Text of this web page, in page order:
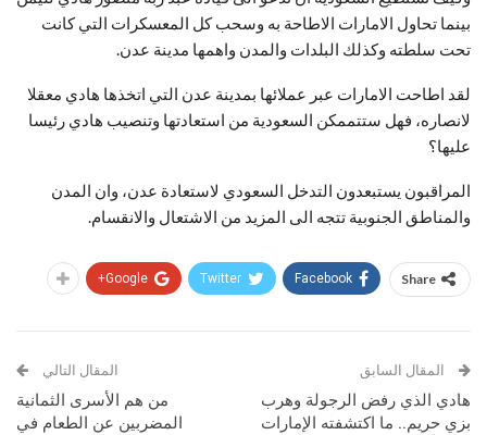
بينما تحاول الامارات الاطاحة به وسحب كل المعسكرات التي كانت
تحت سلطته وكذلك البلدات والمدن واهمها مدينة عدن.
لقد اطاحت الامارات عبر عملائها بمدينة عدن التي اتخذها هادي معقلا
لانصاره، فهل ستتممكن السعودية من استعادتها وتنصيب هادي رئيسا
عليها؟
المراقبون يستبعدون التدخل السعودي لاستعادة عدن، وان المدن
والمناطق الجنوبية تتجه الى المزيد من الاشتعال والانقسام.
Share
Facebook
Twitter
Google+
المقال السابق
هادي الذي رفض الرجولة وهرب
بزي حريم.. ما اكتشفته الإمارات
المقال التالي
من هم الأسرى الثمانية
المضربين عن الطعام في